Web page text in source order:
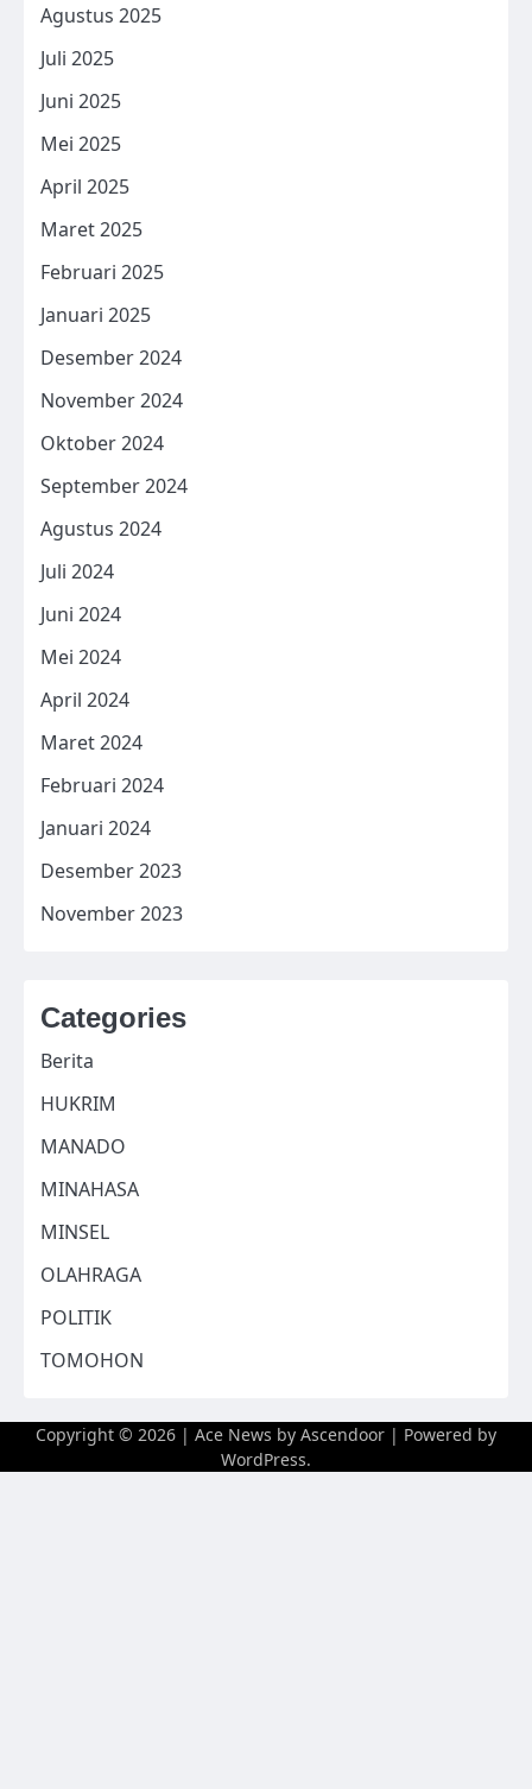
Agustus 2025
Juli 2025
Juni 2025
Mei 2025
April 2025
Maret 2025
Februari 2025
Januari 2025
Desember 2024
November 2024
Oktober 2024
September 2024
Agustus 2024
Juli 2024
Juni 2024
Mei 2024
April 2024
Maret 2024
Februari 2024
Januari 2024
Desember 2023
November 2023
Categories
Berita
HUKRIM
MANADO
MINAHASA
MINSEL
OLAHRAGA
POLITIK
TOMOHON
Copyright © 2026 | Ace News by Ascendoor | Powered by
WordPress.